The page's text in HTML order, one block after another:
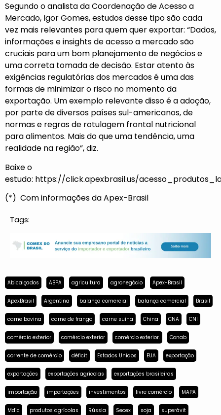
Segundo o analista da Coordenação de Acesso a
Mercado, Igor Gomes, estudos desse tipo são cada
vez mais relevantes para quem quer exportar: “Dados,
informações e insights de acesso a mercado são
cruciais para um bom planejamento de negócios e
uma correta tomada de decisão. Estar atento às
exigências regulatórias dos mercados é uma das
formas de minimizar o risco no momento da
exportação. Um exemplo relevante disso é a adoção,
por parte de diversos países sul-americanos, de
normas e regras de rotulagem frontal nutricional
para alimentos. Mais do que uma tendência, uma
realidade na região”, diz.
Baixe o
estudo: https://click.apexbrasil.us/
(*) Com informações da Apex-Brasil
Tags:
Abicalçados ABPA agricultura agronegócio Apex-Brasil
ApexBrasil Argentina balança comercial balança comercial Brasil
carne bovina carne de frango carne suína China CNA CNI
comércio exterior comércio exterior comércio exterior. Conab
corrente de comércio déficit Estados Unidos EUA exportação
exportações exportações agrícolas exportações brasileiras
importação importações investimentos livre comércio MAPA
Mdic produtos agrícolas Rússia Secex soja superávit